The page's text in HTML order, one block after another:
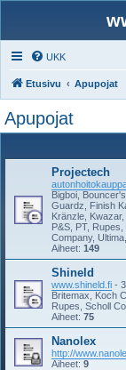
UKK
Etusivu Apupojat
Apupojat
Projectech
Bigboi,
Guardz, Finish
Kränzle,
P&S, PT,
Company,
Aiheet: 149
Shineld
www.shineld.fi -
Britemax, Koch
Rupes, Scholl
Aiheet: 75
Nanolex
http://
Aiheet: 9